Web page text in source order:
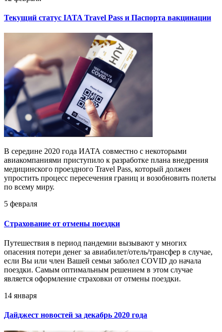
Текущий статус IATA Travel Pass и Паспорта вакцинации
В середине 2020 года ИАТА совместно с некоторыми
авиакомпаниями приступило к разработке плана внедрения
медицинского проездного Travel Pass, который должен
упростить процесс пересечения границ и возобновить полеты
по всему миру.
5 февраля
Страхование от отмены поездки
Путешествия в период пандемии вызывают у многих
опасения потери денег за авиабилет/отель/трансфер в случае,
если Вы или член Вашей семьи заболел COVID до начала
поездки. Самым оптимальным решением в этом случае
является оформление страховки от отмены поездки.
14 января
Дайджест новостей за декабрь 2020 года